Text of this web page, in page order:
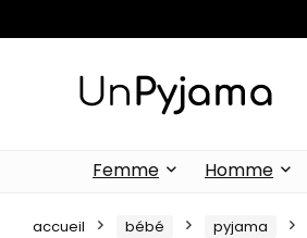
Femme Homme
accueil bébé pyjama